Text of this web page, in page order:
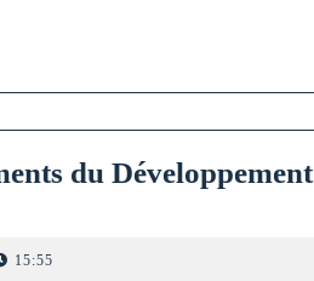
du Développement
15:55